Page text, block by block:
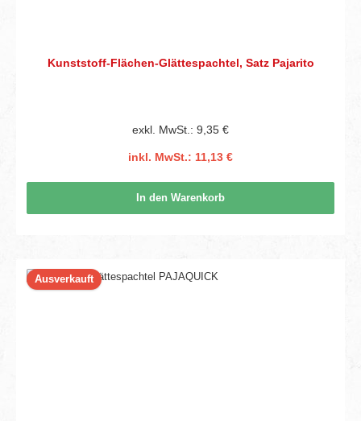
Kunststoff-Flächen-Glättespachtel, Satz Pajarito
exkl. MwSt.: 9,35 €
inkl. MwSt.: 11,13 €
In den Warenkorb
Ausverkauft